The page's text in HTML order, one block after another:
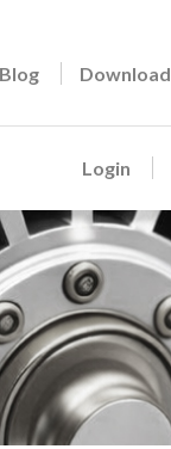
Blog Download
Login